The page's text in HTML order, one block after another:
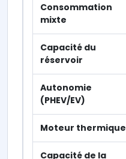
Consommation
mixte
Capacité du
réservoir
Autonomie
(PHEV/EV)
Moteur thermique
Capacité de la